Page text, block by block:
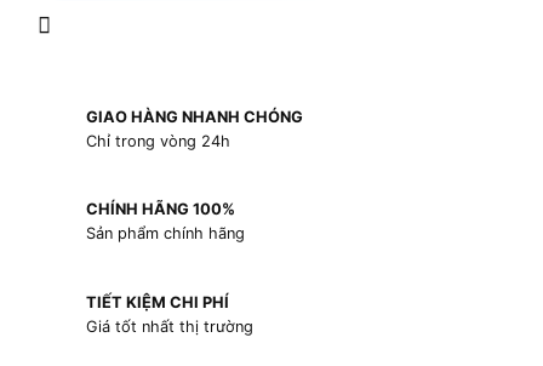
GIAO HÀNG NHANH CHÓNG
Chỉ trong vòng 24h
CHÍNH HÃNG 100%
Sản phẩm chính hãng
TIẾT KIỆM CHI PHÍ
Giá tốt nhất thị trường